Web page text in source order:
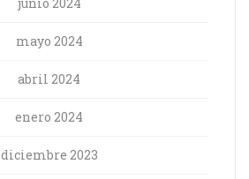
mayo 2024
abril 2024
enero 2024
diciembre 2023